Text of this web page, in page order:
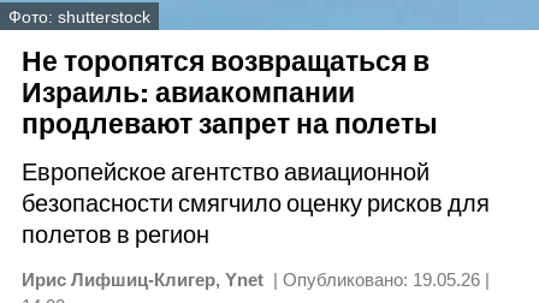
Фото: shutterstock
Не торопятся возвращаться в
Израиль: авиакомпании
продлевают запрет на полеты
Европейское агентство авиационной
безопасности смягчило оценку рисков для
полетов в регион
Ирис Лифшиц-Клигер, Ynet | Опубликовано: 19.05.26 |